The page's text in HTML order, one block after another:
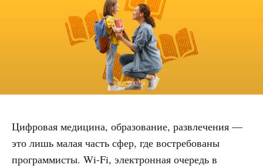
Цифровая медицина, образование, развлечения —
это лишь малая часть сфер, где востребованы
программисты. Wi-Fi, электронная очередь в